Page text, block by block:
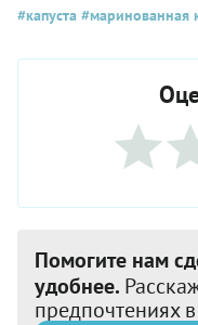
#капуста #маринованная
Помогите нам
удобнее.
предпочтениях